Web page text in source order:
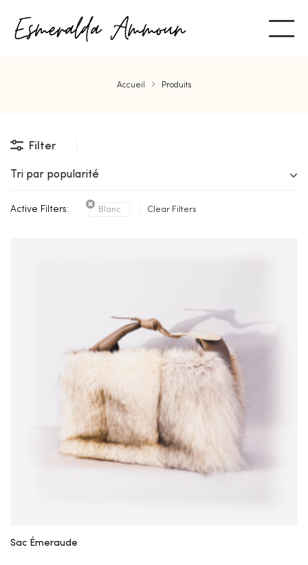
Accueil Produits
Filter
Tri par popularité
Blanc
Active Filters: Clear Filters
Sac Émeraude